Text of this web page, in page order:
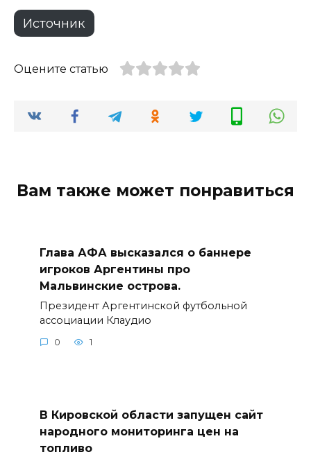
Источник
Оцените статью
Вам также может понравиться
Глава АФА высказался о баннере
игроков Аргентины про
Мальвинские острова.
Президент Аргентинской футбольной
ассоциации Клаудио
0 1
В Кировской области запущен сайт
народного мониторинга цен на
топливо